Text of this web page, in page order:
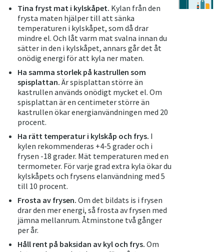
Tina fryst mat i kylskåpet. Kylan från den
frysta maten hjälper till att sänka
temperaturen i kylskåpet, som då drar
mindre el. Och låt varm mat svalna innan du
sätter in den i kylskåpet, annars går det åt
onödig energi för att kyla ner maten.
Ha samma storlek på kastrullen som
spisplattan. Är spisplattan större än
kastrullen används onödigt mycket el. Om
spisplattan är en centimeter större än
kastrullen ökar energianvändningen med 20
procent.
Ha rätt temperatur i kylskåp och frys. I
kylen rekommenderas +4-5 grader och i
frysen -18 grader. Mät temperaturen med en
termometer. För varje grad extra kyla ökar du
kylskåpets och frysens elanvändning med 5
till 10 procent.
Frosta av frysen. Om det bildats is i frysen
drar den mer energi, så frosta av frysen med
jämna mellanrum. Åtminstone två gånger
per år.
Håll rent på baksidan av kyl och frys. Om